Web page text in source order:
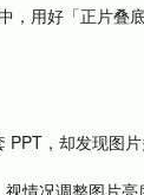
，用好「正片叠
PPT，却发现图
情况调整图片亮